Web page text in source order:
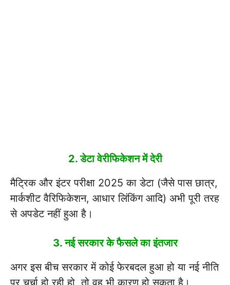
2.डेटा वेरीफिकेशन में देरी
मैट्रिक और इंटर परीक्षा 2025 का डेटा (जैसे पास छात्र,
मार्कशीट वैरिफिकेशन, आधार लिंकिंग आदि) अभी पूरी तरह
से अपडेट नहीं हुआ है।
3.नई सरकार के फैसले का इंतजार
अगर इस बीच सरकार में कोई फेरबदल हुआ हो या नई नीति